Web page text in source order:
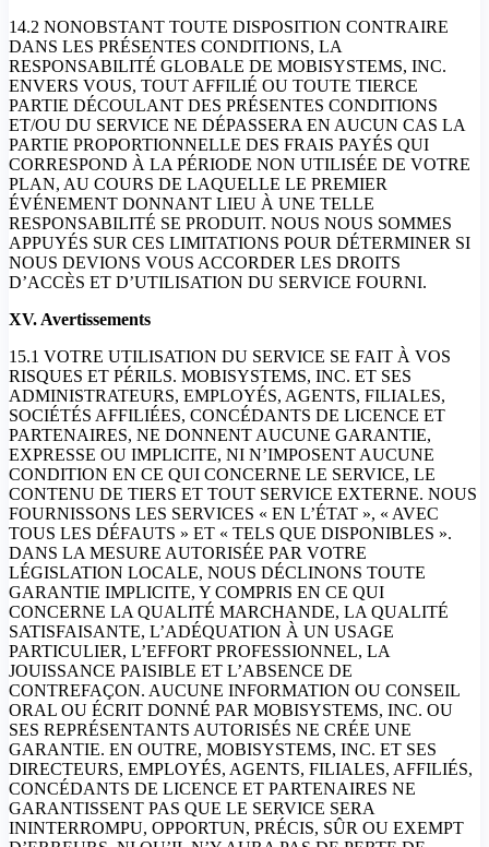
14.2 NONOBSTANT TOUTE DISPOSITION CONTRAIRE
DANS LES PRÉSENTES CONDITIONS, LA
RESPONSABILITÉ GLOBALE DE MOBISYSTEMS, INC.
ENVERS VOUS, TOUT AFFILIÉ OU TOUTE TIERCE
PARTIE DÉCOULANT DES PRÉSENTES CONDITIONS
ET/OU DU SERVICE NE DÉPASSERA EN AUCUN CAS LA
PARTIE PROPORTIONNELLE DES FRAIS PAYÉS QUI
CORRESPOND À LA PÉRIODE NON UTILISÉE DE VOTRE
PLAN, AU COURS DE LAQUELLE LE PREMIER
ÉVÉNEMENT DONNANT LIEU À UNE TELLE
RESPONSABILITÉ SE PRODUIT. NOUS NOUS SOMMES
APPUYÉS SUR CES LIMITATIONS POUR DÉTERMINER SI
NOUS DEVIONS VOUS ACCORDER LES DROITS
D’ACCÈS ET D’UTILISATION DU SERVICE FOURNI.
XV. Avertissements
15.1 VOTRE UTILISATION DU SERVICE SE FAIT À VOS
RISQUES ET PÉRILS. MOBISYSTEMS, INC. ET SES
ADMINISTRATEURS, EMPLOYÉS, AGENTS, FILIALES,
SOCIÉTÉS AFFILIÉES, CONCÉDANTS DE LICENCE ET
PARTENAIRES, NE DONNENT AUCUNE GARANTIE,
EXPRESSE OU IMPLICITE, NI N’IMPOSENT AUCUNE
CONDITION EN CE QUI CONCERNE LE SERVICE, LE
CONTENU DE TIERS ET TOUT SERVICE EXTERNE. NOUS
FOURNISSONS LES SERVICES « EN L’ÉTAT », « AVEC
TOUS LES DÉFAUTS » ET « TELS QUE DISPONIBLES ».
DANS LA MESURE AUTORISÉE PAR VOTRE
LÉGISLATION LOCALE, NOUS DÉCLINONS TOUTE
GARANTIE IMPLICITE, Y COMPRIS EN CE QUI
CONCERNE LA QUALITÉ MARCHANDE, LA QUALITÉ
SATISFAISANTE, L’ADÉQUATION À UN USAGE
PARTICULIER, L’EFFORT PROFESSIONNEL, LA
JOUISSANCE PAISIBLE ET L’ABSENCE DE
CONTREFAÇON. AUCUNE INFORMATION OU CONSEIL
ORAL OU ÉCRIT DONNÉ PAR MOBISYSTEMS, INC. OU
SES REPRÉSENTANTS AUTORISÉS NE CRÉE UNE
GARANTIE. EN OUTRE, MOBISYSTEMS, INC. ET SES
DIRECTEURS, EMPLOYÉS, AGENTS, FILIALES, AFFILIÉS,
CONCÉDANTS DE LICENCE ET PARTENAIRES NE
GARANTISSENT PAS QUE LE SERVICE SERA
ININTERROMPU, OPPORTUN, PRÉCIS, SÛR OU EXEMPT